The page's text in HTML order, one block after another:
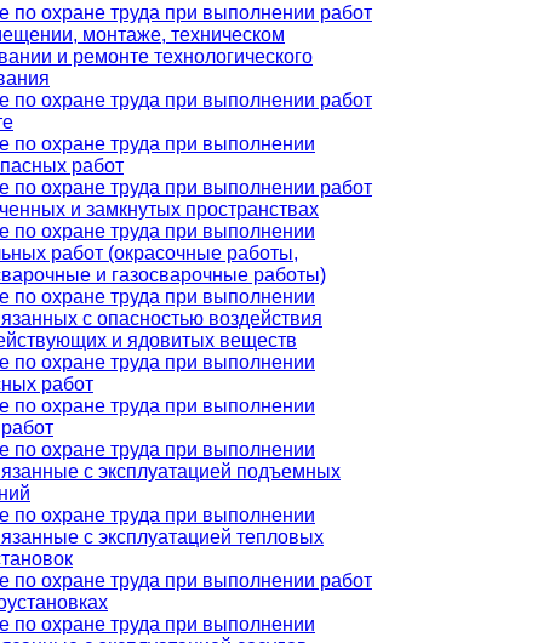
по охране труда при выполнении работ
монтаже, техническом
и ремонте технологического
по охране труда при выполнении работ
по охране труда при выполнении
работ
по охране труда при выполнении работ
и замкнутых пространствах
по охране труда при выполнении
работ (окрасочные работы,
и газосварочные работы)
по охране труда при выполнении
с опасностью воздействия
и ядовитых веществ
по охране труда при выполнении
работ
по охране труда при выполнении
по охране труда при выполнении
с эксплуатацией подъемных
по охране труда при выполнении
с эксплуатацией тепловых
по охране труда при выполнении работ
по охране труда при выполнении